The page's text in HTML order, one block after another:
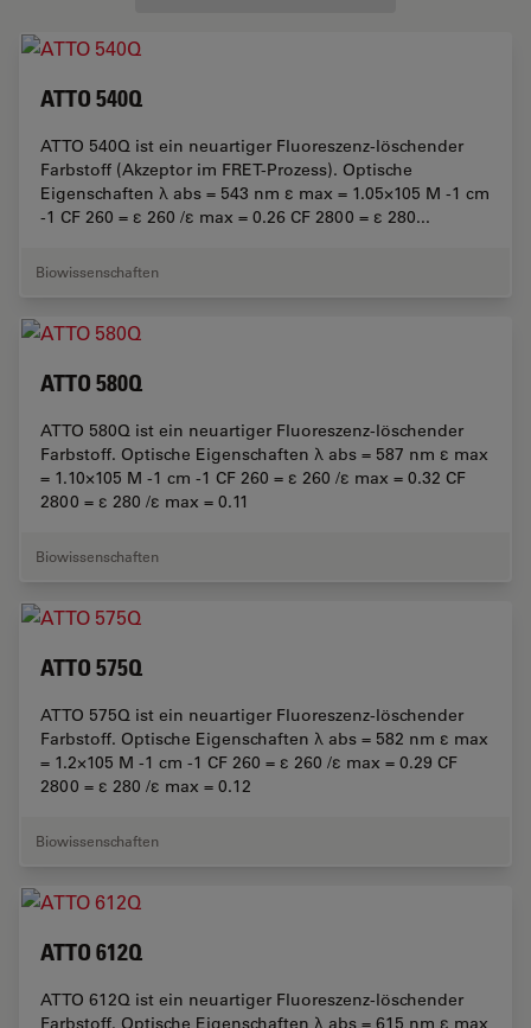
ATTO 540Q
ATTO 540Q ist ein neuartiger Fluoreszenz-löschender
Farbstoff (Akzeptor im FRET-Prozess). Optische
Eigenschaften λ abs = 543 nm ε max = 1.05×105 M -1 cm
-1 CF 260 = ε 260 /ε max = 0.26 CF 2800 = ε 280...
Biowissenschaften
ATTO 580Q
ATTO 580Q ist ein neuartiger Fluoreszenz-löschender
Farbstoff. Optische Eigenschaften λ abs = 587 nm ε max
= 1.10×105 M -1 cm -1 CF 260 = ε 260 /ε max = 0.32 CF
2800 = ε 280 /ε max = 0.11
Biowissenschaften
ATTO 575Q
ATTO 575Q ist ein neuartiger Fluoreszenz-löschender
Farbstoff. Optische Eigenschaften λ abs = 582 nm ε max
= 1.2×105 M -1 cm -1 CF 260 = ε 260 /ε max = 0.29 CF
2800 = ε 280 /ε max = 0.12
Biowissenschaften
ATTO 612Q
ATTO 612Q ist ein neuartiger Fluoreszenz-löschender
Farbstoff. Optische Eigenschaften λ abs = 615 nm ε max